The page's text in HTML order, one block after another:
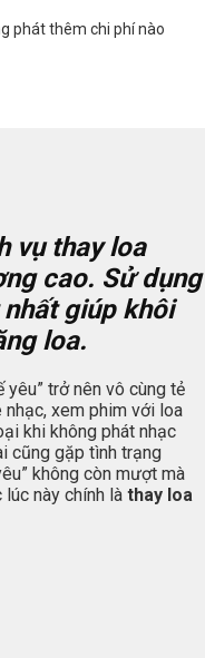
phát thêm chi phí nào
vụ thay loa
cao. Sử dụng
giúp khôi
loa.
yêu” trở nên vô cùng tẻ
nhạc, xem phim với loa
khi không phát nhạc
cũng gặp tình trạng
không còn mượt mà
này chính là thay loa